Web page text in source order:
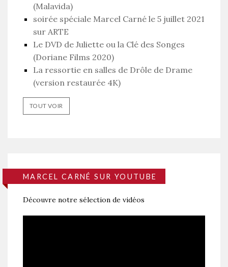
(Malavida)
soirée spéciale Marcel Carné le 5 juillet 2021
sur ARTE
Le DVD de Juliette ou la Clé des Songes
(Doriane Films 2020)
La ressortie en salles de Drôle de Drame
(version restaurée 4K)
TOUT VOIR
MARCEL CARNÉ SUR YOUTUBE
Découvre notre sélection de vidéos